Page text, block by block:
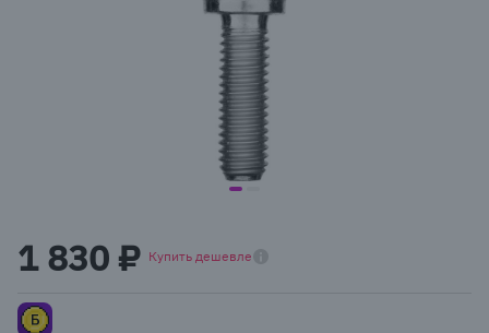
item
of
2
1 830 ₽ Купить дешевле